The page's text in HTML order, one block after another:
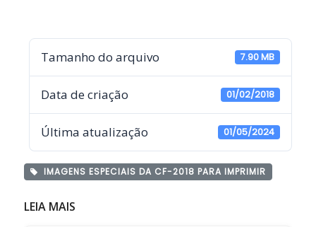
Tamanho do arquivo 7.90 MB
Data de criação 01/02/2018
Última atualização 01/05/2024
IMAGENS ESPECIAIS DA CF-2018 PARA IMPRIMIR
LEIA MAIS